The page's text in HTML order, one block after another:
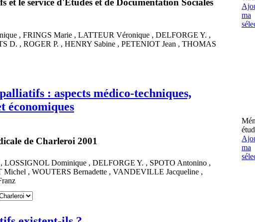
ma
et le service d'Etudes et de Documentation Sociales
, FRINGS Marie , LATTEUR Véronique , DELFORGE Y. ,
D. , ROGER P. , HENRY Sabine , PETENIOT Jean , THOMAS
: aspects médico-techniques,
économiques
ma
de Charleroi 2001
, LOSSIGNOL Dominique , DELFORGE Y. , SPOTO Antonino ,
Michel , WOUTERS Bernadette , VANDEVILLE Jacqueline ,